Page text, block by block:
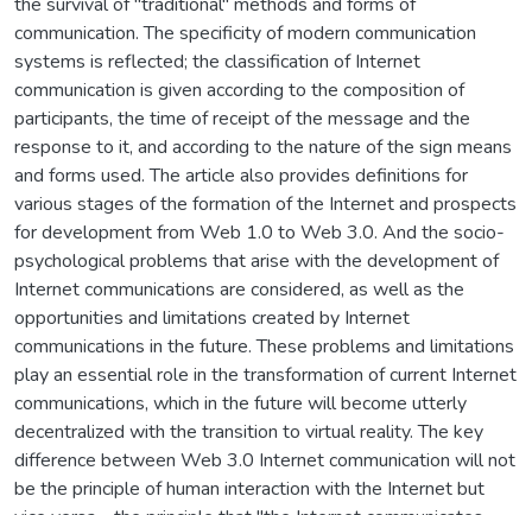
communication. The specificity of modern communication
systems is reflected; the classification of Internet
communication is given according to the composition of
participants, the time of receipt of the message and the
response to it, and according to the nature of the sign means
and forms used. The article also provides definitions for
various stages of the formation of the Internet and prospects
for development from Web 1.0 to Web 3.0. And the socio-
psychological problems that arise with the development of
Internet communications are considered, as well as the
opportunities and limitations created by Internet
communications in the future. These problems and limitations
play an essential role in the transformation of current Internet
communications, which in the future will become utterly
decentralized with the transition to virtual reality. The key
difference between Web 3.0 Internet communication will not
be the principle of human interaction with the Internet but